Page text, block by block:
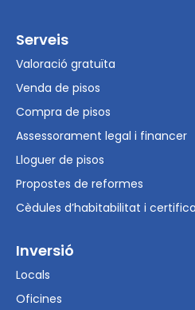
Serveis
Valoració gratuïta
Venda de pisos
Compra de pisos
Assessorament legal i financer
Lloguer de pisos
Propostes de reformes
Cèdules d’habitabilitat i
Inversió
Locals
Oficines